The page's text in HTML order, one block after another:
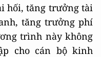
hối, tăng trưởng tài
tăng trưởng phí
trình này không
cho cán bộ kinh